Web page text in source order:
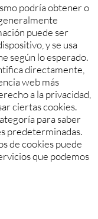
podría obtener o
puede ser
y se usa
según lo esperado.
directamente,
web más
a la privacidad,
ciertas cookies.
para saber
predeterminadas.
de cookies puede
que podemos